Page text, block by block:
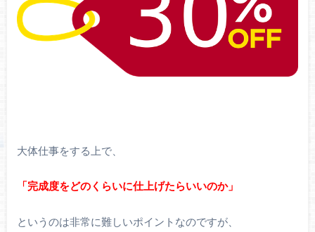
大体仕事をする上で、
「完成度をどのくらいに仕上げたらいいのか」
というのは非常に難しいポイントなのですが、